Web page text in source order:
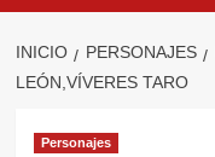
INICIO PERSONAJES
LEÓN,VÍVERES TARO
Personajes